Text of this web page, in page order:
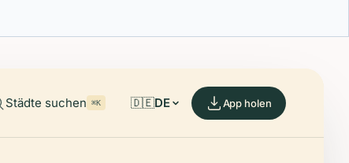
Städte suchen ⌘K 🇩🇪DE App holen